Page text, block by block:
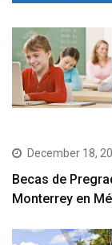
December 18,
Becas de
Monterrey en